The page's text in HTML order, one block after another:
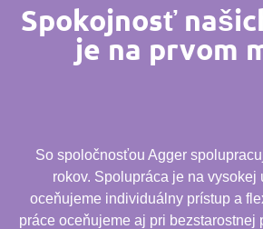
Spokojnosť
je na prvom
So spoločnosťou Agger
rokov. Spolupráca je na vysokej
oceňujeme individuálny prístup a
práce oceňujeme aj pri bezstarostnej